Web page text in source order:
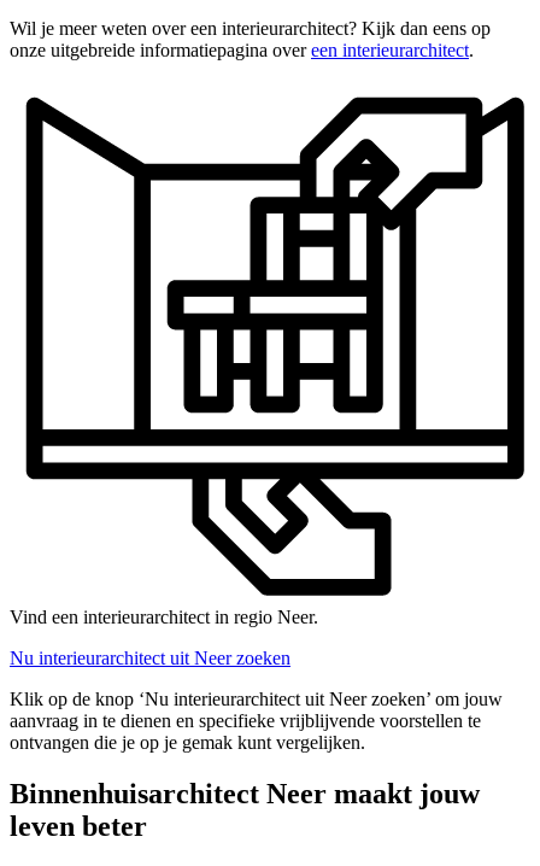
Wil je meer weten over een interieurarchitect? Kijk dan eens op
onze uitgebreide informatiepagina overeen interieurarchitect.
Vind een interieurarchitect in regio Neer.
Nu interieurarchitect uit Neer zoeken
Klik op de knop ‘Nu interieurarchitect uit Neer zoeken’ om jouw
aanvraag in te dienen en specifieke vrijblijvende voorstellen te
ontvangen die je op je gemak kunt vergelijken.
Binnenhuisarchitect Neer maakt jouw
leven beter